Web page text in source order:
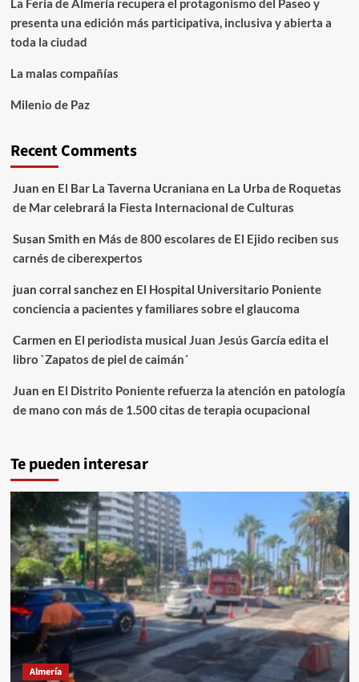
La Feria de Almería recupera el protagonismo del Paseo y
presenta una edición más participativa, inclusiva y abierta a
toda la ciudad
La malas compañías
Milenio de Paz
Recent Comments
Juan en El Bar La Taverna Ucraniana en La Urba de Roquetas
de Mar celebrará la Fiesta Internacional de Culturas
Susan Smith en Más de 800 escolares de El Ejido reciben sus
carnés de ciberexpertos
juan corral sanchezen El Hospital Universitario Poniente
conciencia a pacientes y familiares sobre el glaucoma
Carmen en El periodista musical Juan Jesús García edita el
libro `Zapatos de piel de caimán´
Juan en El Distrito Poniente refuerza la atención en patología
de mano con más de 1.500 citas de terapia ocupacional
Te pueden interesar
Almería